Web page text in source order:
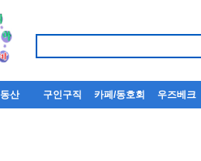
산 구인구직 카페/동호회 우즈베크